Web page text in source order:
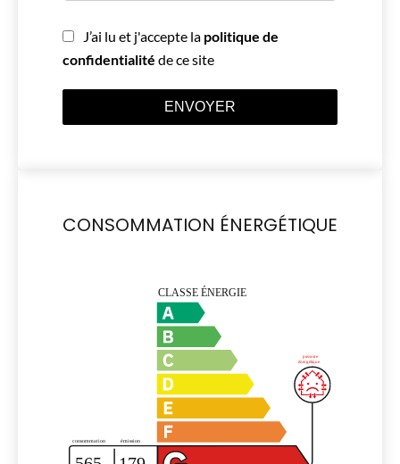
J’ai lu et j'accepte la politique de
confidentialité de ce site
ENVOYER
CONSOMMATION ÉNERGÉTIQUE